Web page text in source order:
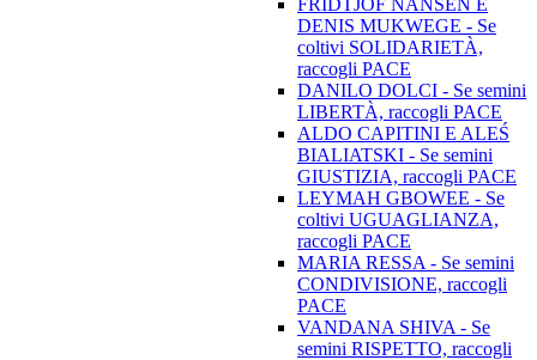
FRIDTJOF NANSEN E
DENIS MUKWEGE - Se
coltivi SOLIDARIETÀ,
raccogli PACE
DANILO DOLCI - Se semini
LIBERTÀ, raccogli PACE
ALDO CAPITINI E ALEŚ
BIALIATSKI - Se semini
GIUSTIZIA, raccogli PACE
LEYMAH GBOWEE - Se
coltivi UGUAGLIANZA,
raccogli PACE
MARIA RESSA - Se semini
CONDIVISIONE, raccogli
PACE
VANDANA SHIVA - Se
semini RISPETTO, raccogli